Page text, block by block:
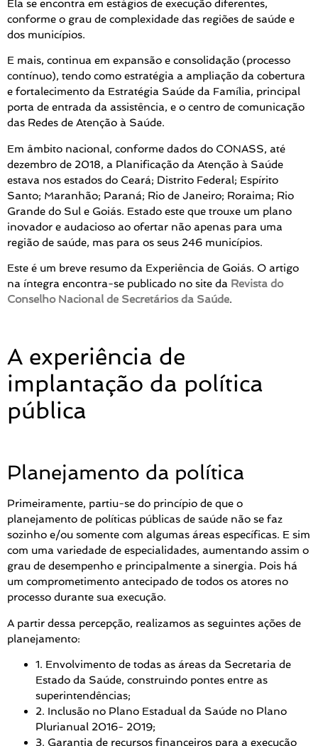
Ela se encontra em estágios de execução diferentes,
conforme o grau de complexidade das regiões de saúde e
dos municípios.
E mais, continua em expansão e consolidação (processo
contínuo), tendo como estratégia a ampliação da cobertura
e fortalecimento da Estratégia Saúde da Família, principal
porta de entrada da assistência, e o centro de comunicação
das Redes de Atenção à Saúde.
Em âmbito nacional, conforme dados do CONASS, até
dezembro de 2018, a Planificação da Atenção à Saúde
estava nos estados do Ceará; Distrito Federal; Espírito
Santo; Maranhão; Paraná; Rio de Janeiro; Roraima; Rio
Grande do Sul e Goiás. Estado este que trouxe um plano
inovador e audacioso ao ofertar não apenas para uma
região de saúde, mas para os seus 246 municípios.
Este é um breve resumo da Experiência de Goiás. O artigo
na íntegra encontra-se publicado no site da Revista do
Conselho Nacional de Secretários da Saúde.
A experiência de
implantação da política
pública
Planejamento da política
Primeiramente, partiu-se do princípio de que o
planejamento de políticas públicas de saúde não se faz
sozinho e/ou somente com algumas áreas específicas. E sim
com uma variedade de especialidades, aumentando assim o
grau de desempenho e principalmente a sinergia. Pois há
um comprometimento antecipado de todos os atores no
processo durante sua execução.
A partir dessa percepção, realizamos as seguintes ações de
planejamento:
1. Envolvimento de todas as áreas da Secretaria de
Estado da Saúde, construindo pontes entre as
superintendências;
2. Inclusão no Plano Estadual da Saúde no Plano
Plurianual 2016- 2019;
3. Garantia de recursos financeiros para a execução